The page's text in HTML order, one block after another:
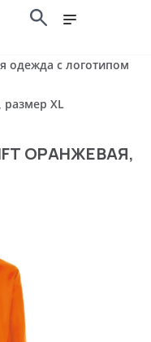
одежда с логотипом
размер XL
ОРАНЖЕВАЯ,